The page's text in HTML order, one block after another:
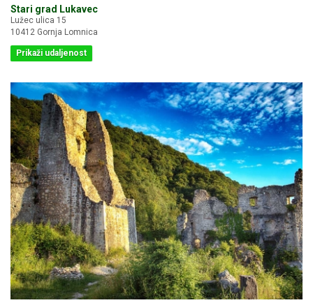
Stari grad Lukavec
Lužec ulica 15
10412 Gornja Lomnica
Prikaži udaljenost